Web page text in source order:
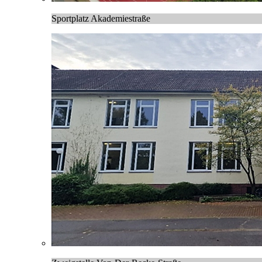
Sportplatz Akademiestraße